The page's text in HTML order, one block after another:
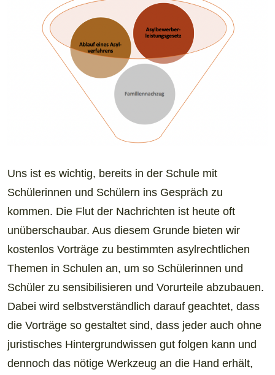
Uns ist es wichtig, bereits in der Schule mit
Schülerinnen und Schülern ins Gespräch zu
kommen. Die Flut der Nachrichten ist heute oft
unüberschaubar. Aus diesem Grunde bieten wir
kostenlos Vorträge zu bestimmten asylrechtlichen
Themen in Schulen an, um so Schülerinnen und
Schüler zu sensibilisieren und Vorurteile abzubauen.
Dabei wird selbstverständlich darauf geachtet, dass
die Vorträge so gestaltet sind, dass jeder auch ohne
juristisches Hintergrundwissen gut folgen kann und
dennoch das nötige Werkzeug an die Hand erhält,